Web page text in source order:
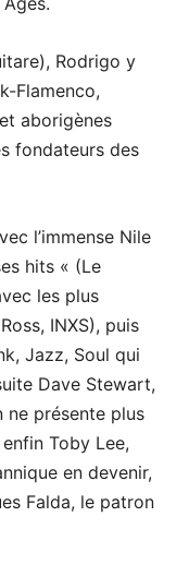
Rodrigo y
Flamenco,
aborigènes
fondateurs des
l’immense Nile
hits « (Le
les plus
INXS), puis
Jazz, Soul qui
Dave Stewart,
ne présente plus
Toby Lee,
en devenir,
Falda, le patron